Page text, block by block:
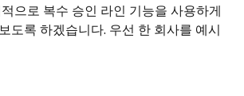
으로 복수 승인 라인 기능을 사용하게
도록 하겠습니다. 우선 한 회사를 예시